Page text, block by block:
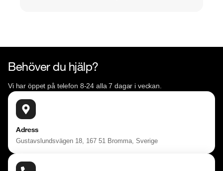
Behöver du hjälp?
Vi har öppet på telefon 8-24 alla 7 dagar i veckan.
Adress
Gustavslundsvägen 18, 167 51 Bromma, Sverige